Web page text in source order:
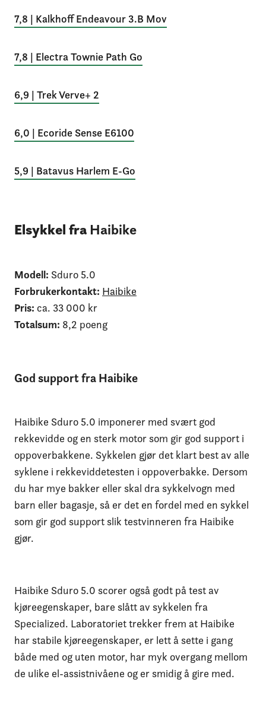
7,8 | Kalkhoff Endeavour 3.B Mov
7,8 | Electra Townie Path Go
6,9 | Trek Verve+ 2
6,0 | Ecoride Sense E6100
5,9 | Batavus Harlem E-Go
Elsykkel fra Haibike
Modell: Sduro 5.0
Forbrukerkontakt: Haibike
Pris: ca. 33 000 kr
Totalsum: 8,2 poeng
God support fra Haibike
Haibike Sduro 5.0 imponerer med svært god
rekkevidde og en sterk motor som gir god support i
oppoverbakkene. Sykkelen gjør det klart best av alle
syklene i rekkeviddetesten i oppoverbakke. Dersom
du har mye bakker eller skal dra sykkelvogn med
barn eller bagasje, så er det en fordel med en sykkel
som gir god support slik testvinneren fra Haibike
gjør.
Haibike Sduro 5.0 scorer også godt på test av
kjøreegenskaper, bare slått av sykkelen fra
Specialized. Laboratoriet trekker frem at Haibike
har stabile kjøreegenskaper, er lett å sette i gang
både med og uten motor, har myk overgang mellom
de ulike el-assistnivåene og er smidig å gire med.